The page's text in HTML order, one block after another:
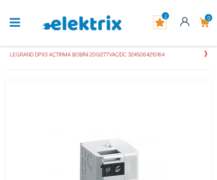
0
2
LEGRAND DPX3 AÇTIRMA BOBİNİ 200/277VAC/DC 3245064210164